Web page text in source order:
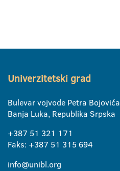
Univerzitetski grad
Bulevar vojvode Petra Bojovića
Banja Luka, Republika Srpska
+387 51 321 171
Faks: +387 51 315 694
info@unibl.org